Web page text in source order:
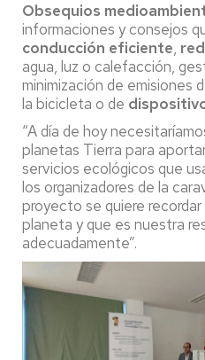
Obsequios
informaciones y consejos
conducción eficiente,
agua, luz o calefacción,
minimización de emisiones
la bicicleta o de
“A día de hoy
planetas Tierra para
servicios ecológicos que
los organizadores de la
proyecto se quiere
planeta y que es nuestra
adecuadamente”.